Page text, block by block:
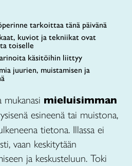
tarkoittaa tänä päivänä
kuviot ja tekniikat ovat
toiselle
käsitöihin liittyy
juurien, muistamisen ja
mieluisimman
esineenä tai muistona,
tietona. Illassa ei
vaan keskitytään
ja keskusteluun. Toki